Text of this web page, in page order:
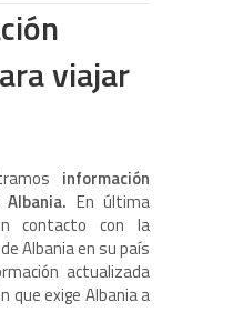
viajar
información
En última
contacto con la
Albania en su país
actualizada
que exige Albania a